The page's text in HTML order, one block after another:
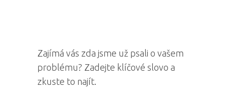
Zajímá vás zda jsme už psali o vašem
problému? Zadejte klíčové slovo a
zkuste to najít.